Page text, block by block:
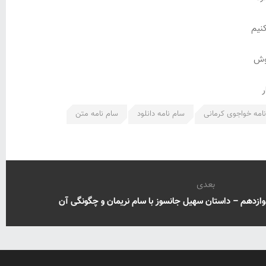
خواجوی کرمانی سام نامه دانلود
سام نامه متن
بعدی
– داستان سهیل جانسوز با سام نریمان و چگونگی آن